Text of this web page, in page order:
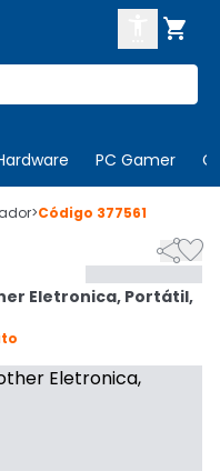

PC Gamer
>Código 377561

Eletronica, Portátil,